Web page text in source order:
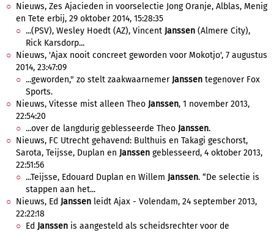
Nieuws, Zes Ajacieden in voorselectie Jong Oranje, Alblas, Menig
en Tete erbij, 29 oktober 2014, 15:28:35
...(PSV), Wesley Hoedt (AZ), Vincent Janssen (Almere City),
Rick Karsdorp...
Nieuws, 'Ajax nooit concreet geworden voor Mokotjo', 7 augustus
2014, 23:47:09
...geworden," zo stelt zaakwaarnemer Janssen tegenover Fox
Sports.
Nieuws, Vitesse mist alleen Theo Janssen, 1 november 2013,
22:54:20
...over de langdurig geblesseerde Theo Janssen.
Nieuws, FC Utrecht gehavend: Bulthuis en Takagi geschorst,
Sarota, Teijsse, Duplan en Janssen geblesseerd, 4 oktober 2013,
22:51:56
...Teijsse, Edouard Duplan en Willem Janssen. “De selectie is
stappen aan het...
Nieuws, Ed Janssen leidt Ajax - Volendam, 24 september 2013,
22:22:18
Ed Janssen is aangesteld als scheidsrechter voor de